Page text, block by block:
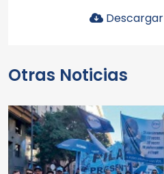
Descargar
Otras Noticias